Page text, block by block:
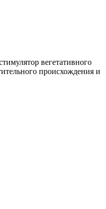
вегетативного
происхождения и